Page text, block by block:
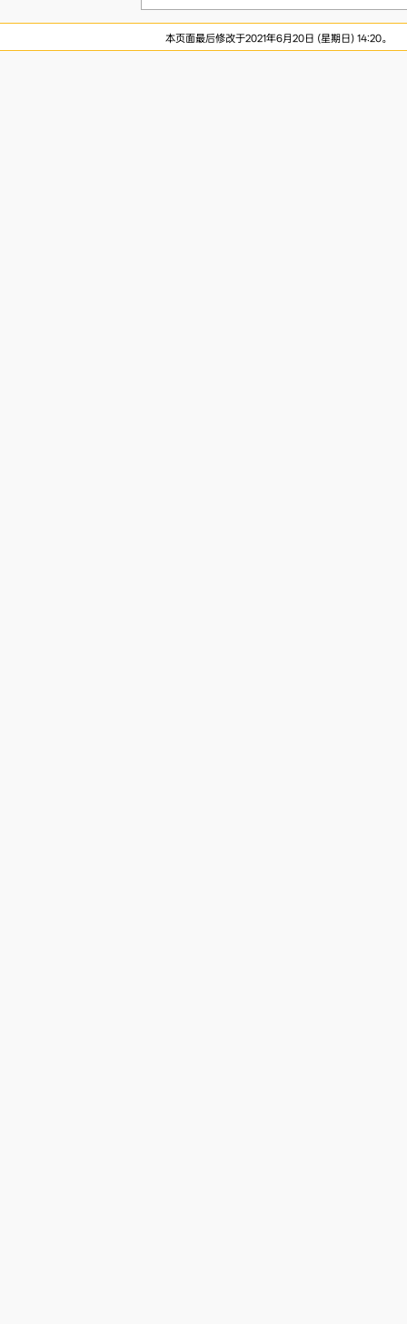
本页面最后修改于2021年6月20日 (星期日) 14:20。